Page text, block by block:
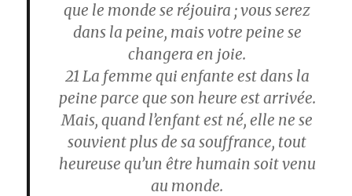
que le monde se réjouira ; vous serez
dans la peine, mais votre peine se
changera en joie.
21 La femme qui enfante est dans la
peine parce que son heure est arrivée.
Mais, quand l’enfant est né, elle ne se
souvient plus de sa souffrance, tout
heureuse qu’un être humain soit venu
au monde.